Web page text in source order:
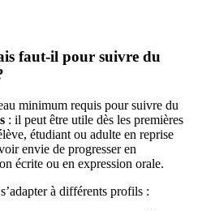
faut-il pour suivre du
minimum requis pour suivre du
: il peut être utile dès les premières
étudiant ou adulte en reprise
envie de progresser en
écrite ou en expression orale.
à différents profils :